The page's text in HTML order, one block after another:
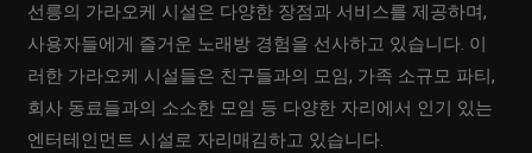
선릉의 가라오케 시설은 다양한 장점과 서비스를 제공하며,
사용자들에게 즐거운 노래방 경험을 선사하고 있습니다. 이
러한 가라오케 시설들은 친구들과의 모임, 가족 소규모 파티,
회사 동료들과의 소소한 모임 등 다양한 자리에서 인기 있는
엔터테인먼트 시설로 자리매김하고 있습니다.